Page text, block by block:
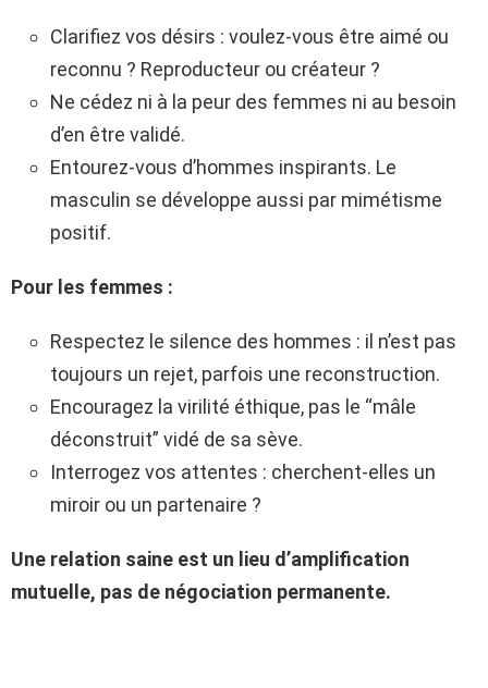
Clarifiez vos désirs : voulez-vous être aimé ou
reconnu ? Reproducteur ou créateur ?
Ne cédez ni à la peur des femmes ni au besoin
d’en être validé.
Entourez-vous d’hommes inspirants. Le
masculin se développe aussi par mimétisme
positif.
Pour les femmes :
Respectez le silence des hommes : il n’est pas
toujours un rejet, parfois une reconstruction.
Encouragez la virilité éthique, pas le “mâle
déconstruit” vidé de sa sève.
Interrogez vos attentes : cherchent-elles un
miroir ou un partenaire ?
Une relation saine est un lieu d’amplification
mutuelle, pas de négociation permanente.